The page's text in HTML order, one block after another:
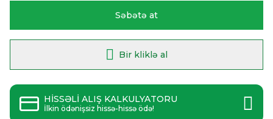
Səbətə at
Bir kliklə al
HİSSƏLİ ALIŞ KALKULYATORU
İlkin ödənişsiz hissə-hissə ödə!